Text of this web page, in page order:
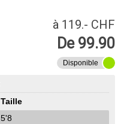
à 119.- CHF
De 99.90
Disponible
Taille
5'8